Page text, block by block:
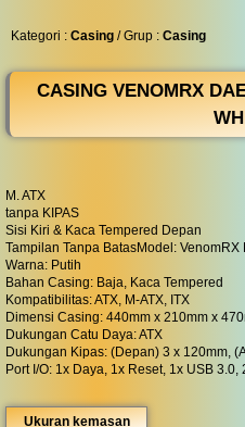
Kategori : Casing / Grup : Casing
CASING VENOMRX
M. ATX
tanpa KIPAS
Sisi Kiri & Kaca Tempered Depan
Tampilan Tanpa BatasModel:
Warna: Putih
Bahan Casing: Baja, Kaca Tempered
Kompatibilitas: ATX, M-ATX, ITX
Dimensi Casing: 440mm x 210mm x
Dukungan Catu Daya: ATX
Dukungan Kipas: (Depan) 3 x 120mm,
Port I/O: 1x Daya, 1x Reset, 1x USB
Ukuran kemasan